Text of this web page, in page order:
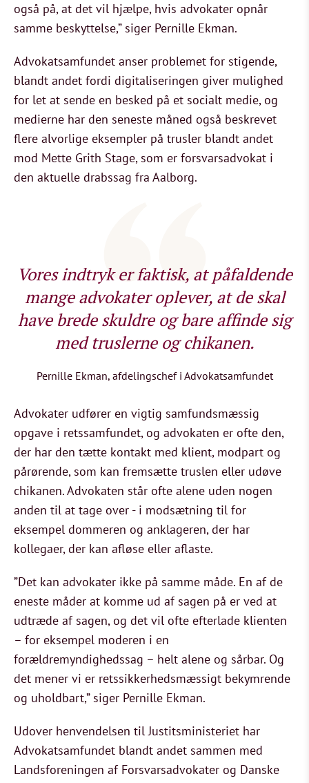
også på, at det vil hjælpe, hvis advokater opnår
samme beskyttelse,” siger Pernille Ekman.
Advokatsamfundet anser problemet for stigende,
blandt andet fordi digitaliseringen giver mulighed
for let at sende en besked på et socialt medie, og
medierne har den seneste måned også beskrevet
flere alvorlige eksempler på trusler blandt andet
mod Mette Grith Stage, som er forsvarsadvokat i
den aktuelle drabssag fra Aalborg.
Vores indtryk er faktisk, at påfaldende
mange advokater oplever, at de skal
have brede skuldre og bare affinde sig
med truslerne og chikanen.
Pernille Ekman, afdelingschef i Advokatsamfundet
Advokater udfører en vigtig samfundsmæssig
opgave i retssamfundet, og advokaten er ofte den,
der har den tætte kontakt med klient, modpart og
pårørende, som kan fremsætte truslen eller udøve
chikanen. Advokaten står ofte alene uden nogen
anden til at tage over - i modsætning til for
eksempel dommeren og anklageren, der har
kollegaer, der kan afløse eller aflaste.
”Det kan advokater ikke på samme måde. En af de
eneste måder at komme ud af sagen på er ved at
udtræde af sagen, og det vil ofte efterlade klienten
– for eksempel moderen i en
forældremyndighedssag – helt alene og sårbar. Og
det mener vi er retssikkerhedsmæssigt bekymrende
og uholdbart,” siger Pernille Ekman.
Udover henvendelsen til Justitsministeriet har
Advokatsamfundet blandt andet sammen med
Landsforeningen af Forsvarsadvokater og Danske